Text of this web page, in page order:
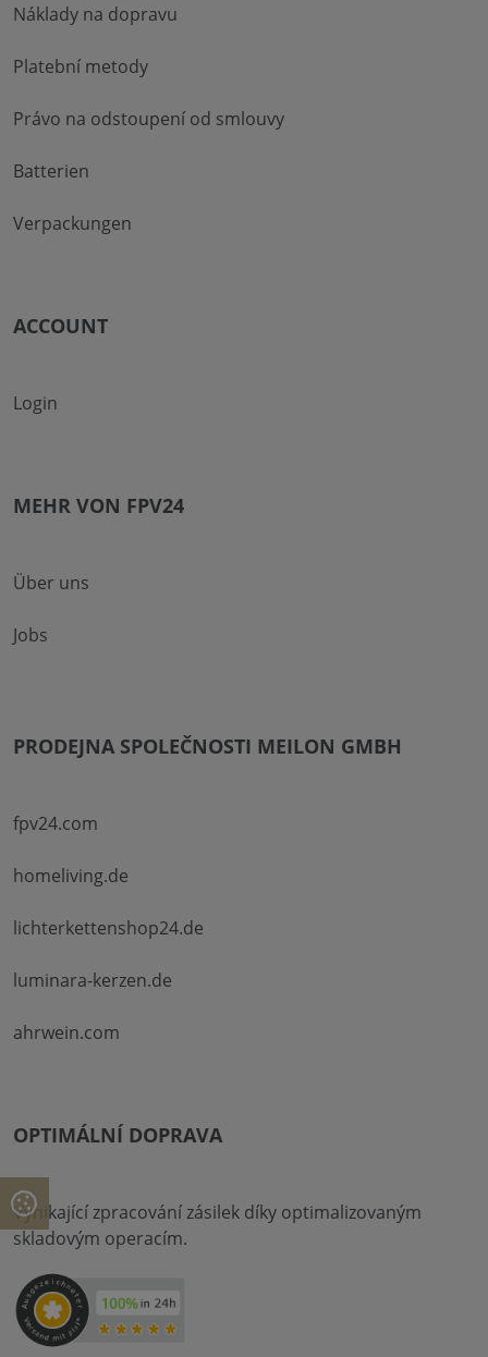
Náklady na dopravu
Platební metody
Právo na odstoupení od smlouvy
Batterien
Verpackungen
ACCOUNT
Login
MEHR VON FPV24
Über uns
Jobs
PRODEJNA SPOLEČNOSTI MEILON GMBH
fpv24.com
homeliving.de
lichterkettenshop24.de
luminara-kerzen.de
ahrwein.com
OPTIMÁLNÍ DOPRAVA
Vynikající zpracování zásilek díky optimalizovaným
skladovým operacím.